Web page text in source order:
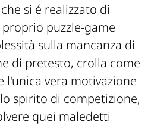
si é realizzato di
puzzle-game
sulla mancanza di
di pretesto, crolla come
l'unica vera motivazione
spirito di competizione,
quei maledetti